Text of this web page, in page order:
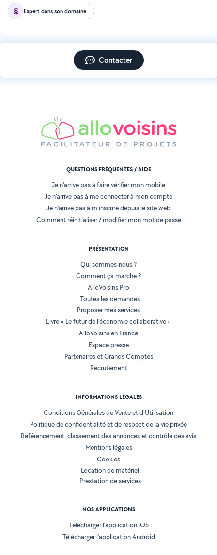
Expert dans son domaine
Contacter
QUESTIONS FRÉQUENTES / AIDE
Je n'arrive pas à faire vérifier mon mobile
Je n'arrive pas à me connecter à mon compte
Je n'arrive pas à m'inscrire depuis le site web
Comment réinitialiser / modifier mon mot de passe
PRÉSENTATION
Qui sommes-nous ?
Comment ça marche ?
AlloVoisins Pro
Toutes les demandes
Proposer mes services
Livre « Le futur de l'économie collaborative »
AlloVoisins en France
Espace presse
Partenaires et Grands Comptes
Recrutement
INFORMATIONS LÉGALES
Conditions Générales de Vente et d'Utilisation
Politique de confidentialité et de respect de la vie privée
Référencement, classement des annonces et contrôle des avis
Mentions légales
Cookies
Location de matériel
Prestation de services
NOS APPLICATIONS
Télécharger l’application iOS
Télécharger l’application Android